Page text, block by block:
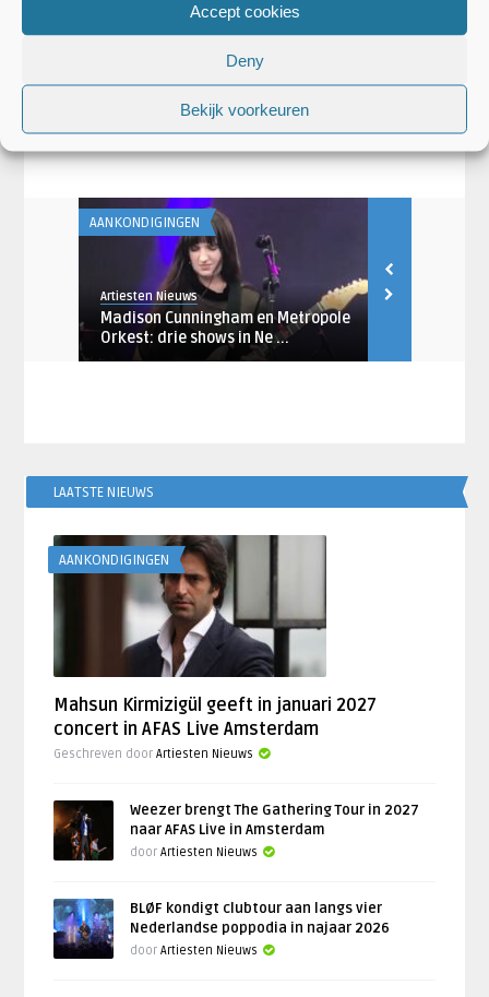
Accept cookies
Deny
Bekijk voorkeuren
rick astley·Rick Astley 2018
Concertaankondigingen·Nieuws·Rick Astley Nieuws
TivoliVredenburg Nieuws·Venues
AANKONDIGINGEN
Artiesten Nieuws
Madison Cunningham en Metropole
Orkest: drie shows in Ne ...
LAATSTE NIEUWS
AANKONDIGINGEN
Mahsun Kirmizigül geeft in januari 2027
concert in AFAS Live Amsterdam
Geschreven doorArtiesten Nieuws
Weezer brengt The Gathering Tour in 2027
naar AFAS Live in Amsterdam
doorArtiesten Nieuws
BLØF kondigt clubtour aan langs vier
Nederlandse poppodia in najaar 2026
doorArtiesten Nieuws